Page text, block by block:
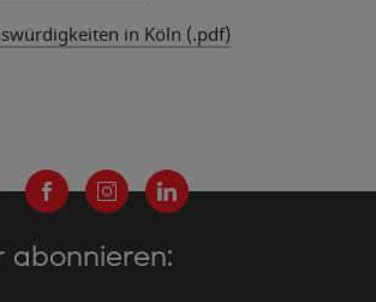
in Köln (.pdf)
abonnieren: